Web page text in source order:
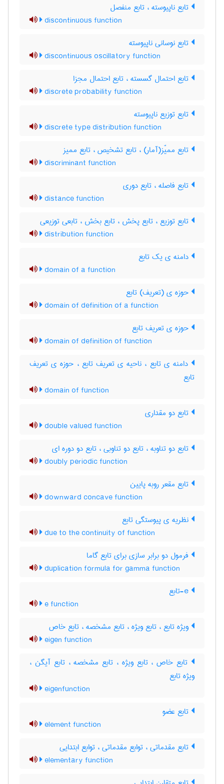
تابع ناپیوسته ، تابع منفصل
discontinuous function
تابع نوسانی ناپیوسته
discontinuous oscillatory function
تابع احتمال گسسته ، تابع احتمال مجزا
discrete probability function
تابع توزیع ناپیوسته
discrete type distribution function
تابع ممیّز(آمار) ، تابع تشخیص ، تابع ممیز
discriminant function
تابع فاصله ، تابع دوری
distance function
تابع توزیع ، تابع پخش ، تابع بخش ، تابعی توزیعی
distribution function
دامنه ی یک تابع
domain of a function
حوزه ی (تعریف) تابع
domain of definition of a function
حوزه ی تعریف تابع
domain of definition of function
دامنه ی تابع ، ناحیه ی تعریف تابع ، حوزه ی تعریف
تابع
domain of function
تابع دو مقداری
double valued function
تابع دو تناوبه ، تابع دو تناوبی ، تابع دو دوره ای
doubly periodic function
تابع مقعر روبه پایین
downward concave function
نظریه ی پیوستگی تابع
due to the continuity of function
فرمول دو برابر سازی برای تابع گاما
duplication formula for gamma function
e function
ویژه تابع ، تابع ویژه ، تابع مشخصه ، تابع خاص
eigen function
تابع خاص ، تابع ویژه ، تابع مشخصه ، تابع آیگن ،
ویژه تابع
eigenfunction
تابع عضو
element function
تابع مقدماتی ، توابع مقدماتی ، توابع ابتدایی
elementary function